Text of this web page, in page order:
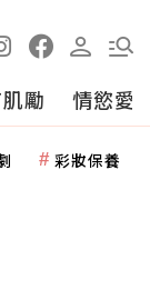
勵 情慾愛
彩妝保養